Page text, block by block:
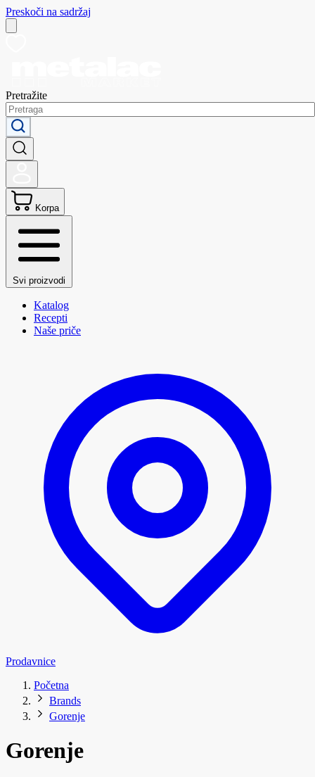
Preskoči na sadržaj
Pretražite
Korpa
Svi proizvodi
Katalog
Recepti
Naše priče
Prodavnice
Početna
Brands
Gorenje
Gorenje